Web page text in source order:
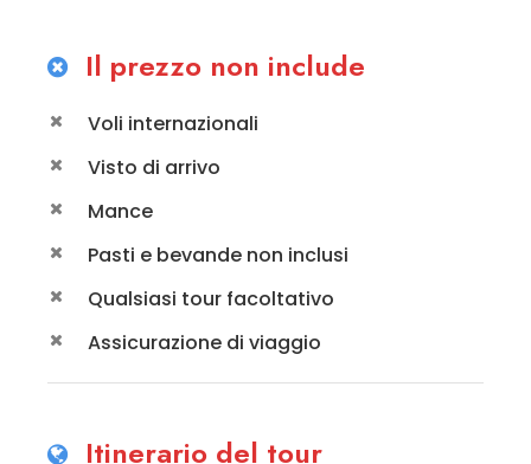
Il prezzo non include
Voli internazionali
Visto di arrivo
Mance
Pasti e bevande non inclusi
Qualsiasi tour facoltativo
Assicurazione di viaggio
Itinerario del tour